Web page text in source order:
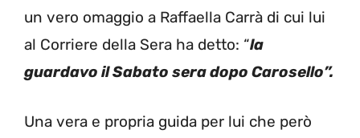
un vero omaggio a Raffaella Carrà di cui lui
al Corriere della Sera ha detto: “la
guardavo il Sabato sera dopo Carosello”.
Una vera e propria guida per lui che però